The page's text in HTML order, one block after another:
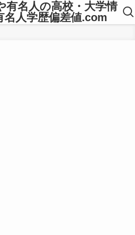
有名人の高校・大学情
名人学歴偏差値.com